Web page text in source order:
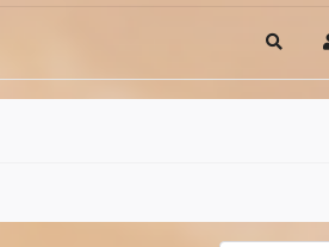
Search